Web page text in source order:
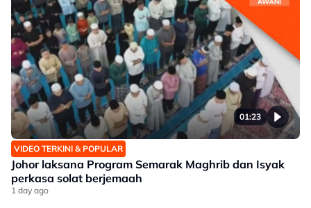
01:23
VIDEO TERKINI & POPULAR
Johor laksana Program Semarak Maghrib dan Isyak
perkasa solat berjemaah
1 day ago